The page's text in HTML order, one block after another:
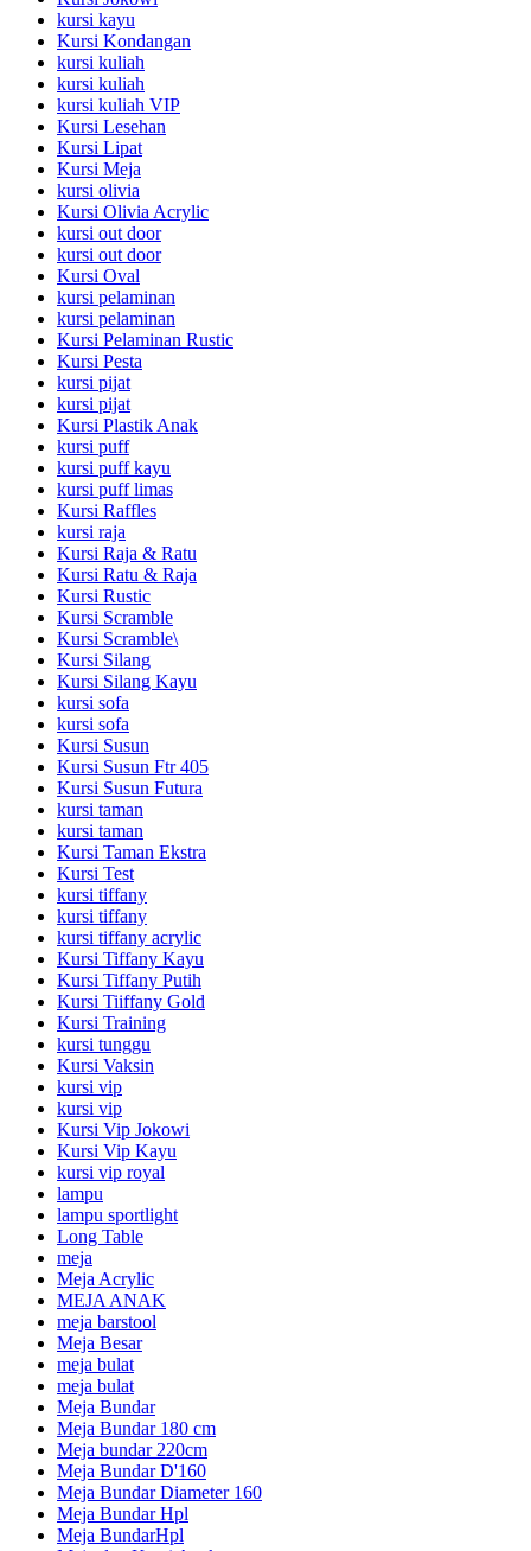
kursi kayu
Kursi Kondangan
kursi kuliah
kursi kuliah
kursi kuliah VIP
Kursi Lesehan
Kursi Lipat
Kursi Meja
kursi olivia
Kursi Olivia Acrylic
kursi out door
kursi out door
Kursi Oval
kursi pelaminan
kursi pelaminan
Kursi Pelaminan Rustic
Kursi Pesta
kursi pijat
kursi pijat
Kursi Plastik Anak
kursi puff
kursi puff kayu
kursi puff limas
Kursi Raffles
kursi raja
Kursi Raja & Ratu
Kursi Ratu & Raja
Kursi Rustic
Kursi Scramble
Kursi Scramble\
Kursi Silang
Kursi Silang Kayu
kursi sofa
kursi sofa
Kursi Susun
Kursi Susun Ftr 405
Kursi Susun Futura
kursi taman
kursi taman
Kursi Taman Ekstra
Kursi Test
kursi tiffany
kursi tiffany
kursi tiffany acrylic
Kursi Tiffany Kayu
Kursi Tiffany Putih
Kursi Tiiffany Gold
Kursi Training
kursi tunggu
Kursi Vaksin
kursi vip
kursi vip
Kursi Vip Jokowi
Kursi Vip Kayu
kursi vip royal
lampu
lampu sportlight
Long Table
meja
Meja Acrylic
MEJA ANAK
meja barstool
Meja Besar
meja bulat
meja bulat
Meja Bundar
Meja Bundar 180 cm
Meja bundar 220cm
Meja Bundar D'160
Meja Bundar Diameter 160
Meja Bundar Hpl
Meja BundarHpl